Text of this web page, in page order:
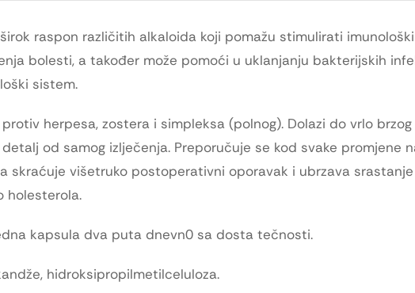
raspon različitih alkaloida koji pomažu stimulirati imunološki
bolesti, a također može pomoći u uklanjanju bakterijskih
sistem.
herpesa, zostera i simpleksa (polnog). Dolazi do vrlo
od samog izlječenja. Preporučuje se kod svake promjene
skraćuje višetruko postoperativni oporavak i ubrzava
holesterola.
jedna kapsula dva puta dnevn0 sa dosta tečnosti.
hidroksipropilmetilceluloza.